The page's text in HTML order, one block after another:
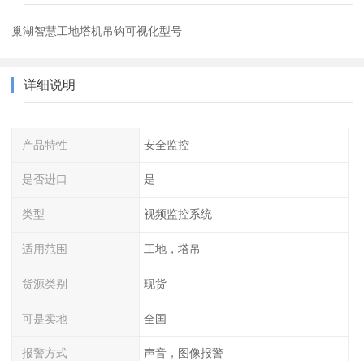
巢湖智慧工地塔机吊钩可视化型号
详细说明
产品特性 安全监控
是否进口 是
类型 视频监控系统
适用范围 工地，塔吊
货源类别 现货
可是卖地 全国
报警方式 声音，图像报警